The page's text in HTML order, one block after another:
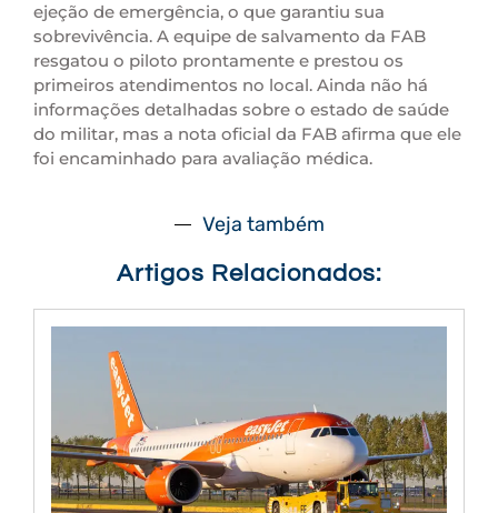
ejeção de emergência, o que garantiu sua
sobrevivência. A equipe de salvamento da FAB
resgatou o piloto prontamente e prestou os
primeiros atendimentos no local. Ainda não há
informações detalhadas sobre o estado de saúde
do militar, mas a nota oficial da FAB afirma que ele
foi encaminhado para avaliação médica.
Veja também
Artigos Relacionados: